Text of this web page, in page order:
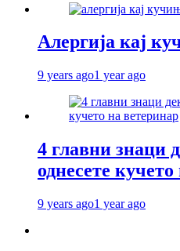
Алергија кај
9 years ago1 year ago
4 главни знаци
однесете
9 years ago1 year ago